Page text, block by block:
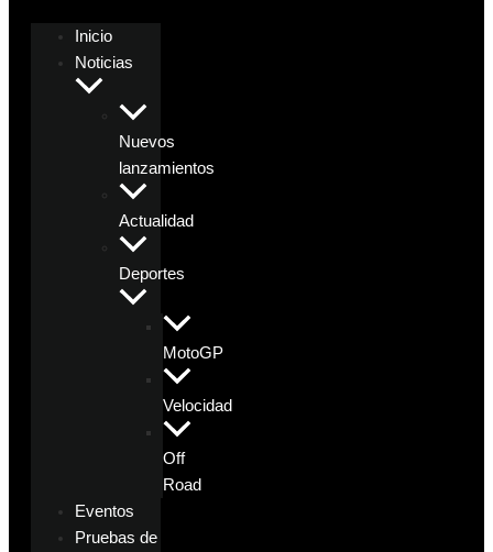
Inicio
Noticias
Nuevos
lanzamientos
Actualidad
Deportes
MotoGP
Velocidad
Off
Road
Eventos
Pruebas de